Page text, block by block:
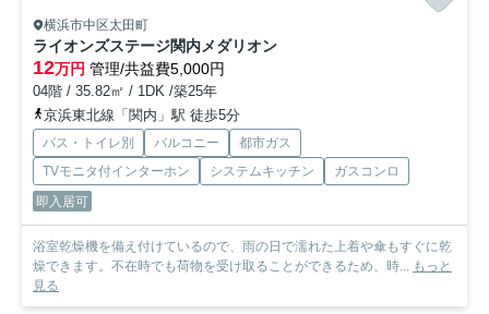
横浜市中区太田町
ライオンズステージ関内メダリオン
12万円 管理/共益費5,000円
04階 / 35.82㎡ / 1DK /築25年
京浜東北線「関内」駅 徒歩5分
バス・トイレ別 バルコニー
都市ガス
TVモニタ付インターホン
システムキッチン
ガスコンロ
即入居可
浴室乾燥機を備え付けているので、雨の日で濡れた上着や傘もすぐに乾
燥できます。不在時でも荷物を受け取ることができるため、時...
もっと
見る